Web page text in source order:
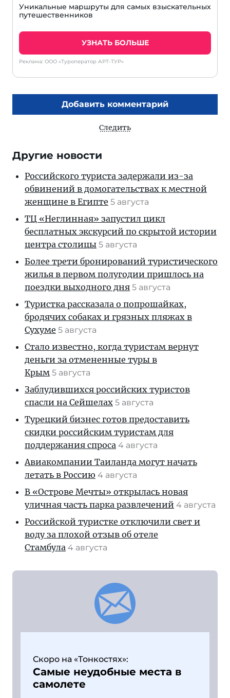
Уникальные маршруты для самых взыскательных
путешественников
УЗНАТЬ БОЛЬШЕ
Реклама: ООО «Туроператор АРТ-ТУР»
Добавить комментарий
Следить
Другие новости
Российского туриста задержали из-за
обвинений в домогательствах к местной
женщине в Египте 5 августа
ТЦ «Неглинная» запустил цикл
бесплатных экскурсий по скрытой истории
центра столицы 5 августа
Более трети бронирований туристического
жилья в первом полугодии пришлось на
поездки выходного дня 5 августа
Туристка рассказала о попрошайках,
бродячих собаках и грязных пляжах в
Сухуме 5 августа
Стало известно, когда туристам вернут
деньги за отмененные туры в
Крым 5 августа
Заблудившихся российских туристов
спасли на Сейшелах 5 августа
Турецкий бизнес готов предоставить
скидки российским туристам для
поддержания спроса 4 августа
Авиакомпании Таиланда могут начать
летать в Россию 4 августа
В «Острове Мечты» открылась новая
уличная часть парка развлечений 4 августа
Российской туристке отключили свет и
воду за плохой отзыв об отеле
Стамбула 4 августа
Скоро на «Тонкостях»:
Самые неудобные места в
самолете